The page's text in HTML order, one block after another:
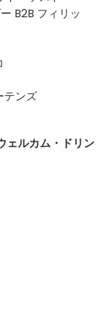
B2B フィリッ
テンズ
ェルカム・ドリン